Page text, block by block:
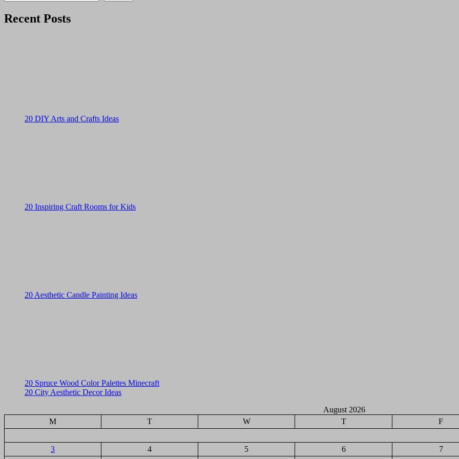
Recent Posts
20 DIY Arts and Crafts Ideas
20 Inspiring Craft Rooms for Kids
20 Aesthetic Candle Painting Ideas
20 Spruce Wood Color Palettes Minecraft
20 City Aesthetic Decor Ideas
August 2026
M
T W T F
3
4 5 6 7